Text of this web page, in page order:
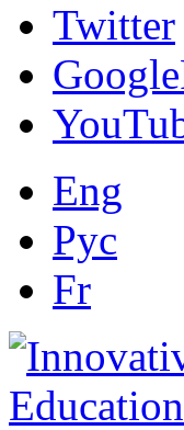
Twitter
Eng
Рус
Fr